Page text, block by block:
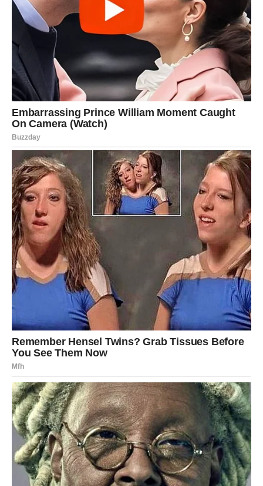
razvaljajte ga kao što je prikazano u videu stavite maslac u
njega ponovo stavite maslac i napravite isti postupak za sve.
Na kraju nakon nanošenja maslaca opet malo povucite tijesto
da bude veće pa ga razvaljajte gore kako je prikazano u videu
staviti na tanjur ostaviti u hladnjaku 2-3 sata izvaditi i polako
zarolati staviti na lim za pečenje dobro razbiti jaje na 180
stupnjeva